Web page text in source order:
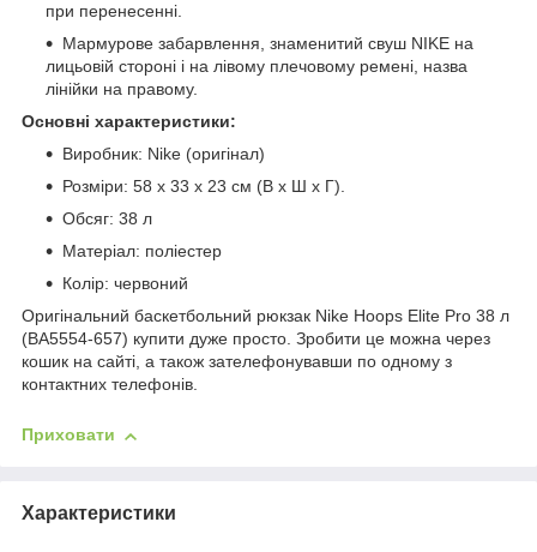
при перенесенні.
Мармурове забарвлення, знаменитий свуш NIKE на
лицьовій стороні і на лівому плечовому ремені, назва
лінійки на правому.
Основні характеристики:
Виробник: Nike (оригінал)
Розміри: 58 х 33 x 23 см (В х Ш х Г).
Обсяг: 38 л
Матеріал: поліестер
Колір: червоний
Оригінальний баскетбольний рюкзак Nike Hoops Elite Pro 38 л
(BA5554-657) купити дуже просто. Зробити це можна через
кошик на сайті, а також зателефонувавши по одному з
контактних телефонів.
Приховати
Характеристики